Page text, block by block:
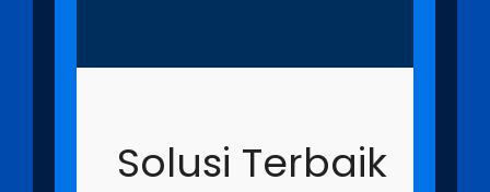
Solusi Terbaik